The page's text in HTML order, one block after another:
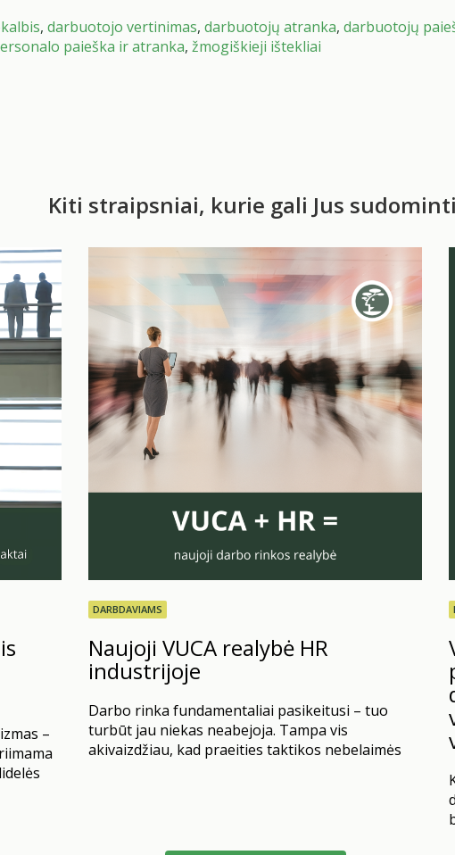
, darbuotojo vertinimas, darbuotojų atranka, darbuotojų
paieška ir atranka, žmogiškieji ištekliai
Kiti straipsniai, kurie gali Jus
–
DARBDAVIAMS
Naujoji VUCA realybė HR
industrijoje
Darbo rinka fundamentaliai pasikeitusi – tuo
turbūt jau niekas neabejoja. Tampa vis
akivaizdžiau, kad praeities taktikos nebelaimės
automatizacijos ir dirbtinio intelekto sprogimai,